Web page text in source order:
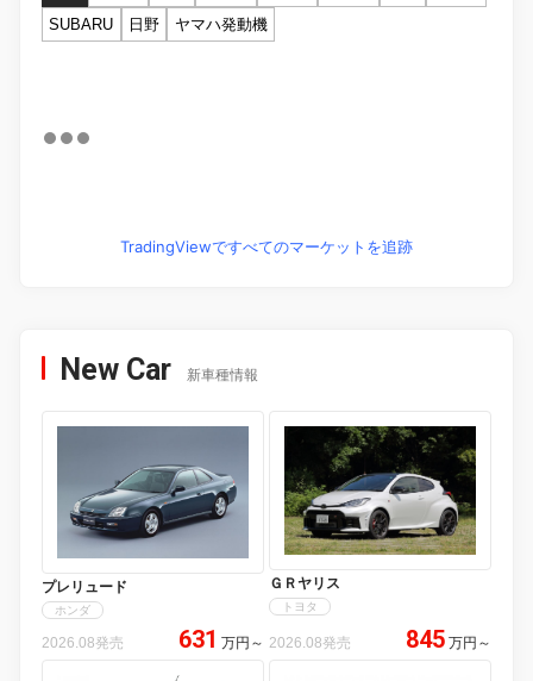
SUBARU
日野 ヤマハ発動機
TradingViewですべてのマーケットを追跡
New Car 新車種情報
プレリュード
ホンダ
2026.08発売 631 万円 ～
ＧＲヤリス
トヨタ
2026.08発売 845 万円 ～